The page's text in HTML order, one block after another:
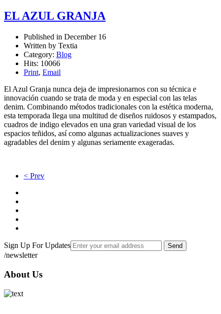
EL AZUL GRANJA
Published in December 16
Written by Textia
Category: Blog
Hits: 10066
Print, Email
El Azul Granja nunca deja de impresionarnos con su técnica e
innovación cuando se trata de moda y en especial con las telas
denim. Combinando métodos tradicionales con la estética moderna,
esta temporada llega una multitud de diseños ruidosos y estampados,
cuadros de indigo elevados en una gran variedad visual de los
espacios teñidos, así como algunas actualizaciones suaves y
agradables del denim y algunas seriamente exageradas.
< Prev
Sign Up For Updates Send
/newsletter
About Us